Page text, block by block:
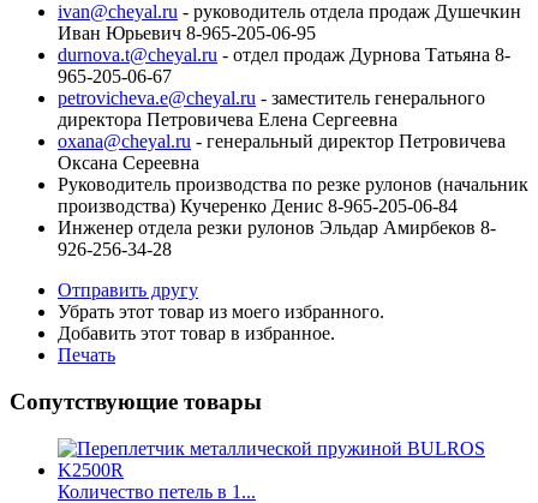
ivan@cheyal.ru - руководитель отдела продаж Душечкин
Иван Юрьевич 8-965-205-06-95
durnova.t@cheyal.ru - отдел продаж Дурнова Татьяна 8-
965-205-06-67
petrovicheva.e@cheyal.ru - заместитель генерального
директора Петровичева Елена Сергеевна
oxana@cheyal.ru - генеральный директор Петровичева
Оксана Сереевна
Руководитель производства по резке рулонов (начальник
производства) Кучеренко Денис 8-965-205-06-84
Инженер отдела резки рулонов Эльдар Амирбеков 8-
926-256-34-28
Отправить другу
Убрать этот товар из моего избранного.
Добавить этот товар в избранное.
Печать
Сопутствующие товары
Количество петель в 1...